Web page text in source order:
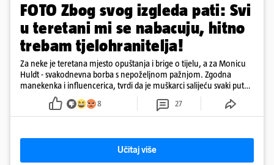
FOTO Zbog svog izgleda pati: Svi
u teretani mi se nabacuju, hitno
trebam tjelohranitelja!
Za neke je teretana mjesto opuštanja i brige o tijelu, a za Monicu
Huldt - svakodnevna borba s nepoželjnom pažnjom. Zgodna
manekenka i influencerica, tvrdi da je muškarci salijeću svaki put
kad dođe na trening
8 27
Učitaj više